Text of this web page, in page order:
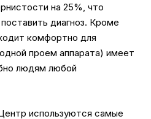
на 25%, что
диагноз. Кроме
комфортно для
проем аппарата) имеет
людям любой
используются самые